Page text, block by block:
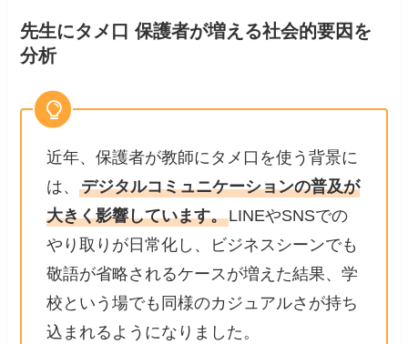
先生にタメ口 保護者が増える社会的要因を
分析
近年、保護者が教師にタメ口を使う背景に
は、デジタルコミュニケーションの普及が
大きく影響しています。LINEやSNSでの
やり取りが日常化し、ビジネスシーンでも
敬語が省略されるケースが増えた結果、学
校という場でも同様のカジュアルさが持ち
込まれるようになりました。